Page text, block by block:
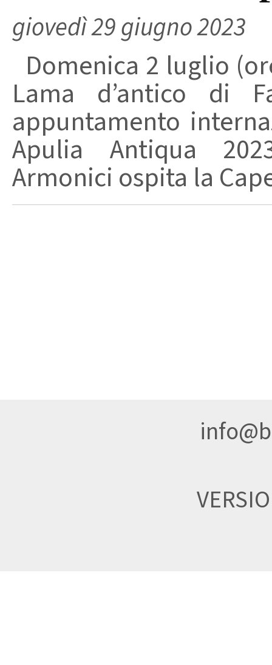
giovedì 29 giugno 2023
Domenica 2 luglio
Lama d’antico di
appuntamento
Apulia Antiqua
Armonici ospita la